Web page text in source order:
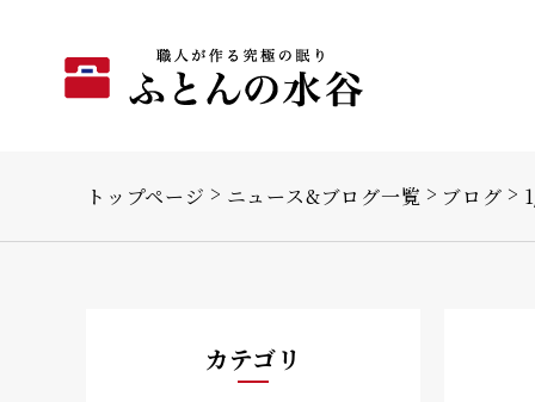
トップページ ニュース&ブログ一覧 ブログ
カテゴリ